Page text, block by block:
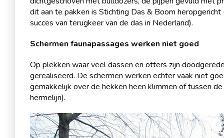
dit aan te pakken is Stichting Das & Boom
succes van terugkeer van de das in Nederland).
Schermen faunapassages werken niet goed
Op plekken waar veel dassen en otters zijn
gerealiseerd. De schermen werken echter vaak niet
gemakkelijk over de hekken heen klimmen of tussen
hermelijn).